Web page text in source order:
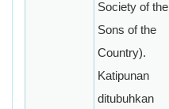
Society of the
Sons of the
Country).
Katipunan
ditubuhkan